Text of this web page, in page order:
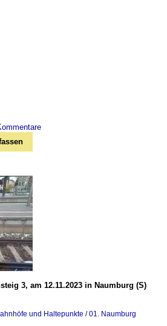
3, am 12.11.2023 in Naumburg (S)
und Haltepunkte / 01. Naumburg